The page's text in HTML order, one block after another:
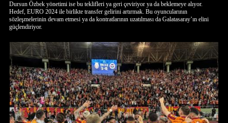
Dursun Özbek yönetimi ise bu teklifleri ya geri çeviriyor ya da beklemeye alıyor.
Hedef, EURO 2024 ile birlikte transfer gelirini artırmak. Bu oyuncularının
sözleşmelerinin devam etmesi ya da kontratlarının uzatılması da Galatasaray’ın elini
güçlendiriyor.